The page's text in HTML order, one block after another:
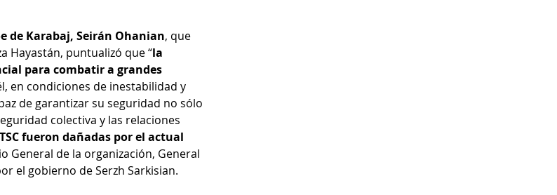
de Karabaj, Seirán Ohanian, que
Hayastán, puntualizó que “la
para combatir a grandes
en condiciones de inestabilidad y
de garantizar su seguridad no sólo
colectiva y las relaciones
fueron dañadas por el actual
General de la organización, General
el gobierno de Serzh Sarkisian.